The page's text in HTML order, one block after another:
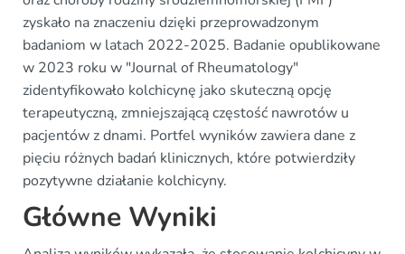
zyskało na znaczeniu dzięki przeprowadzonym
badaniom w latach 2022-2025. Badanie opublikowane
w 2023 roku w "Journal of Rheumatology"
zidentyfikowało kolchicynę jako skuteczną opcję
terapeutyczną, zmniejszającą częstość nawrotów u
pacjentów z dnami. Portfel wyników zawiera dane z
pięciu różnych badań klinicznych, które potwierdziły
pozytywne działanie kolchicyny.
Główne Wyniki